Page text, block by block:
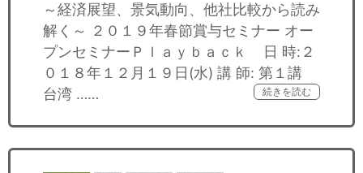
～経済展望、景気動向、他社比較から読み
解く～ ２０１９年春節賞与セミナー オー
プンセミナーＰｌａｙｂａｃｋ 日 時:２
０１８年１２月１９日(水) 講 師: 第１講
台湾 ……
続きを読む